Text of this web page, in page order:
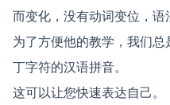
而变化，没有动词变位，语
为了方便他的教学，我们
丁字符的汉语拼音。
这可以让您快速表达自己。